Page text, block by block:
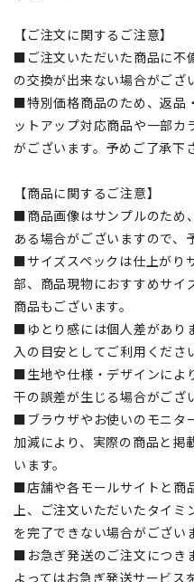
【ご注文に関するご注意】
■ご注文いただいた商品に不
の交換が出来ない場合がござ
■特別価格商品のため、返品
ットアップ対応商品や一部
がございます。予めご了承下
【商品に関するご注意】
■商品画像はサンプルのため
ある場合がございますので、
■サイズスペックは仕上がり
部、商品現物におすすめサイ
商品もございます。
■ゆとり感には個人差があり
入の目安としてご利用くださ
■生地や仕様・デザインによ
干の誤差が生じる場合がござ
■ブラウザやお使いのモニタ
加減により、実際の商品と掲
います。
■店舗や各モールサイトと商
上、ご注文いただいたタイミ
を完了できない場合がござい
■お急ぎ発送のご注文につき
よってはお急ぎ発送サービス